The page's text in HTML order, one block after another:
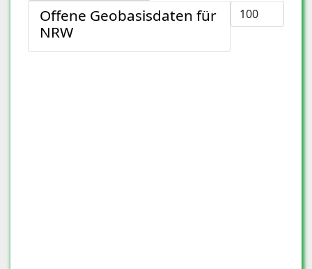
Anzeige #
Offene Geobasisdaten für
NRW